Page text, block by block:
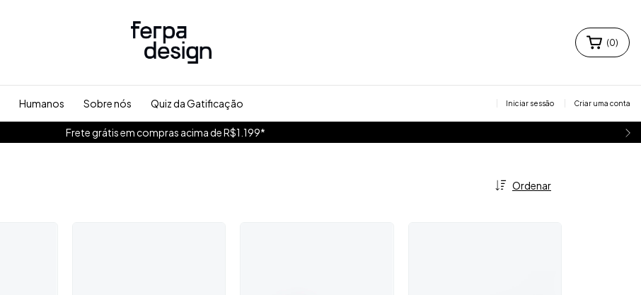
Frete grátis em compras acima de R$1.199*
(0)
Humanos Sobre nós Quiz da Gatificação Iniciar sessão Criar uma conta
Ordenar